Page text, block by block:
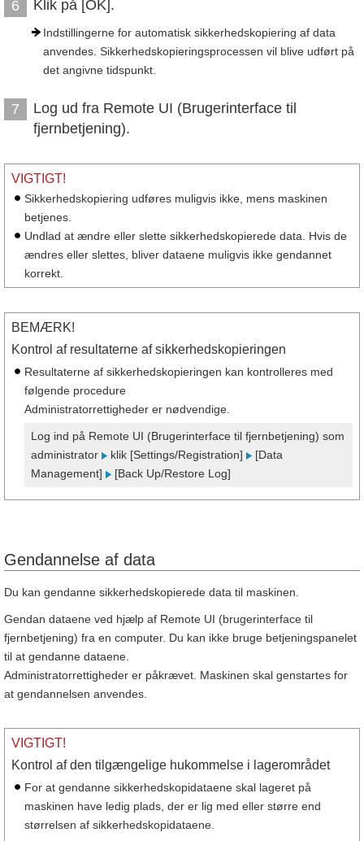
6 Klik på [OK].
Indstillingerne for automatisk sikkerhedskopiering af data
anvendes. Sikkerhedskopieringsprocessen vil blive udført på
det angivne tidspunkt.
7
Log ud fra Remote UI (Brugerinterface til
fjernbetjening).
VIGTIGT!
Sikkerhedskopiering udføres muligvis ikke, mens maskinen
betjenes.
Undlad at ændre eller slette sikkerhedskopierede data. Hvis de
ændres eller slettes, bliver dataene muligvis ikke gendannet
korrekt.
BEMÆRK!
Kontrol af resultaterne af sikkerhedskopieringen
Resultaterne af sikkerhedskopieringen kan kontrolleres med
følgende procedure
Administratorrettigheder er nødvendige.
Log ind på Remote UI (Brugerinterface til fjernbetjening) som
administrator
klik [Settings/Registration]
[Data
Management]
[Back Up/Restore Log]
Gendannelse af data
Du kan gendanne sikkerhedskopierede data til maskinen.
Gendan dataene ved hjælp af Remote UI (brugerinterface til
fjernbetjening) fra en computer. Du kan ikke bruge betjeningspanelet
til at gendanne dataene.
Administratorrettigheder er påkrævet. Maskinen skal genstartes for
at gendannelsen anvendes.
VIGTIGT!
Kontrol af den tilgængelige hukommelse i lagerområdet
For at gendanne sikkerhedskopidataene skal lageret på
maskinen have ledig plads, der er lig med eller større end
størrelsen af sikkerhedskopidataene.